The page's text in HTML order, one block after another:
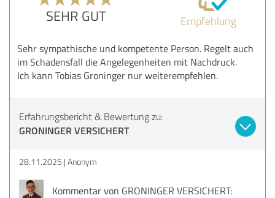
SEHR GUT Empfehlung
Sehr sympathische und kompetente Person. Regelt auch
im Schadensfall die Angelegenheiten mit Nachdruck.
Ich kann Tobias Groninger nur weiterempfehlen.
Erfahrungsbericht & Bewertung zu:
GRONINGER VERSICHERT
28.11.2025 Anonym
Kommentar von GRONINGER VERSICHERT: